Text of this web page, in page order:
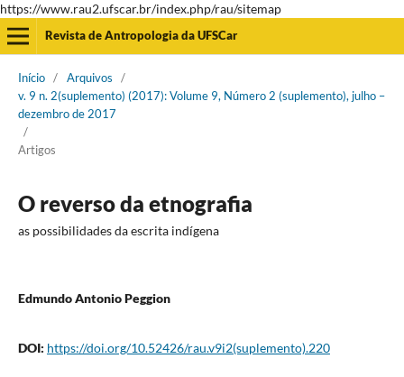
https://www.rau2.ufscar.br/index.php/rau/sitemap
Revista de Antropologia da UFSCar
Início / Arquivos
/
v. 9 n. 2(suplemento) (2017): Volume 9, Número 2 (suplemento), julho –
dezembro de 2017
/
Artigos
O reverso da etnografia
as possibilidades da escrita indígena
Edmundo Antonio Peggion
DOI: https://doi.org/10.52426/rau.v9i2(suplemento).220